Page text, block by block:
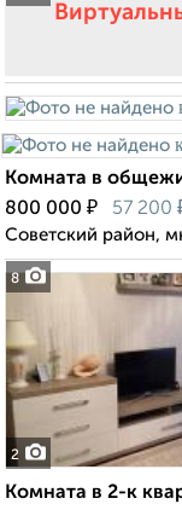
8
Комната в
800 000 ₽ 57 200
Советский район,
2
Комната в 2-к